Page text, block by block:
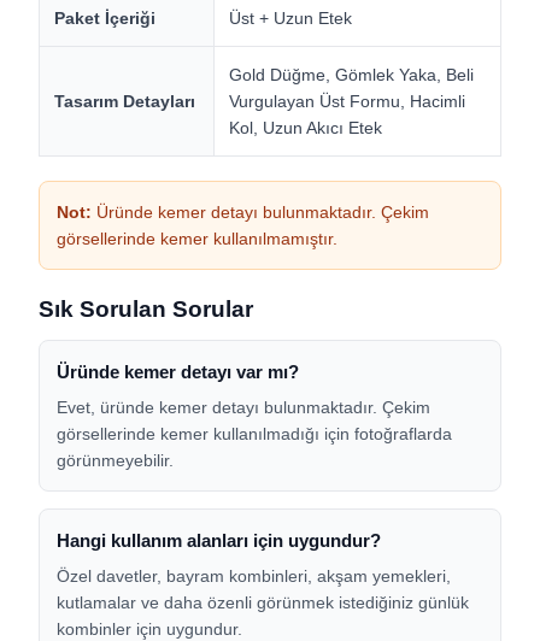
Paket İçeriği Üst + Uzun Etek
Tasarım Detayları
Gold Düğme, Gömlek Yaka, Beli
Vurgulayan Üst Formu, Hacimli
Kol, Uzun Akıcı Etek
Not: Üründe kemer detayı bulunmaktadır. Çekim
görsellerinde kemer kullanılmamıştır.
Sık Sorulan Sorular
Üründe kemer detayı var mı?
Evet, üründe kemer detayı bulunmaktadır. Çekim
görsellerinde kemer kullanılmadığı için fotoğraflarda
görünmeyebilir.
Hangi kullanım alanları için uygundur?
Özel davetler, bayram kombinleri, akşam yemekleri,
kutlamalar ve daha özenli görünmek istediğiniz günlük
kombinler için uygundur.